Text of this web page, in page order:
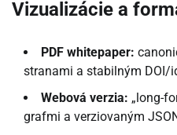
Vizualizácie a
PDF whitepaper:
stranami a stabilným DOI/
Webová verzia: „long-
grafmi a verziovaným